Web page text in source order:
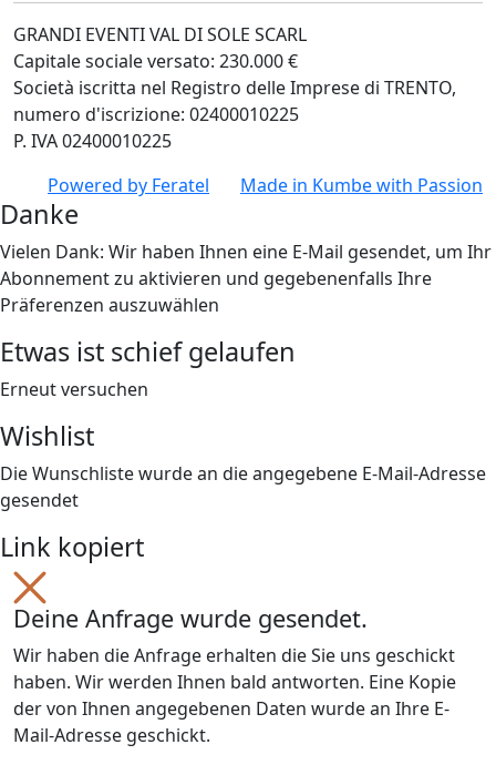
GRANDI EVENTI VAL DI SOLE SCARL
Capitale sociale versato: 230.000 €
Società iscritta nel Registro delle Imprese di TRENTO,
numero d'iscrizione: 02400010225
P. IVA 02400010225
Powered by Feratel Made in Kumbewith Passion
Danke
Vielen Dank: Wir haben Ihnen eine E-Mail gesendet, um Ihr
Abonnement zu aktivieren und gegebenenfalls Ihre
Präferenzen auszuwählen
Etwas ist schief gelaufen
Erneut versuchen
Wishlist
Die Wunschliste wurde an die angegebene E-Mail-Adresse
gesendet
Link kopiert
Deine Anfrage wurde gesendet.
Wir haben die Anfrage erhalten die Sie uns geschickt
haben. Wir werden Ihnen bald antworten. Eine Kopie
der von Ihnen angegebenen Daten wurde an Ihre E-
Mail-Adresse geschickt.